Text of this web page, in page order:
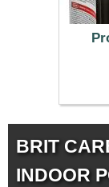
BRIT
INDOOR